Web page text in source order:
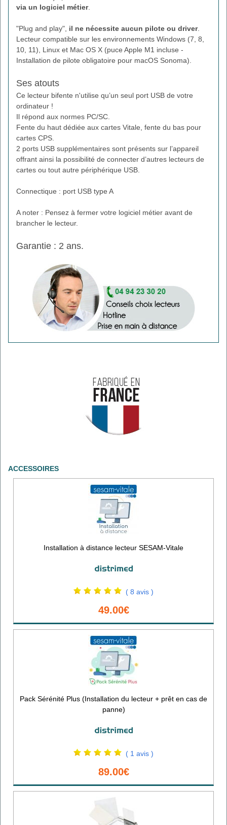
via un logiciel métier.
"Plug and play", il ne nécessite aucun pilote ou driver.
Lecteur compatible sur les environnements Windows (7, 8,
10, 11), Linux et Mac OS X (puce Apple M1 incluse -
Installation de pilote obligatoire pour macOS Sonoma).
Ses atouts
Ce lecteur bifente n'utilise qu’un seul port USB de votre
ordinateur !
Il répond aux normes PC/SC.
Fente du haut dédiée aux cartes Vitale, fente du bas pour
cartes CPS.
2 ports USB supplémentaires sont présents sur l’appareil
offrant ainsi la possibilité de connecter d’autres lecteurs de
cartes ou tout autre périphérique USB.
Connectique : port USB type A
A noter : Pensez à fermer votre logiciel métier avant de
brancher le lecteur.
Garantie : 2 ans.
ACCESSOIRES
Installation à distance lecteur SESAM-Vitale
( 8 avis )
49.00€
Pack Sérénité Plus (Installation du lecteur + prêt en cas de
panne)
( 1 avis )
89.00€